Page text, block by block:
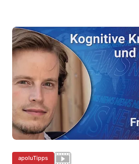
apoluTipps